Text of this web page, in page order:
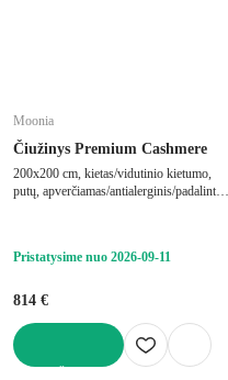
Moonia
Čiužinys Premium Cashmere
200x200 cm, kietas/vidutinio kietumo,
putų, apverčiamas/antialerginis/padalintas
Pristatysime nuo 2026‑09‑11
814 €